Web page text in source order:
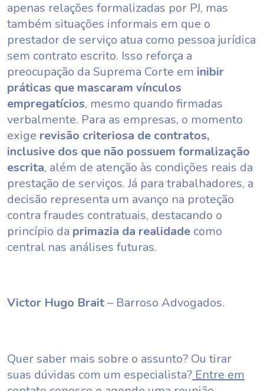
apenas relações formalizadas por PJ, mas
também situações informais em que o
prestador de serviço atua como pessoa jurídica
sem contrato escrito. Isso reforça a
preocupação da Suprema Corte em inibir
práticas que mascaram vínculos
empregatícios, mesmo quando firmadas
verbalmente. Para as empresas, o momento
exige revisão criteriosa de contratos,
inclusive dos que não possuem formalização
escrita, além de atenção às condições reais da
prestação de serviços. Já para trabalhadores, a
decisão representa um avanço na proteção
contra fraudes contratuais, destacando o
princípio da primazia da realidade como
central nas análises futuras.
Victor Hugo Brait– Barroso Advogados.
Quer saber mais sobre o assunto? Ou tirar
suas dúvidas com um especialista? Entre em